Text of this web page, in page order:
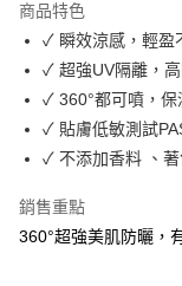
LINE Pay
Apple Pay
街口支付
悠遊付
Google Pay
商品特色
✓ 瞬效涼感，輕盈
✓ 超強UV隔離，
✓ 360°都可噴，保
✓ 貼膚低敏測試
✓ 不添加香料 、
銷售重點
360°超強美肌防曬，